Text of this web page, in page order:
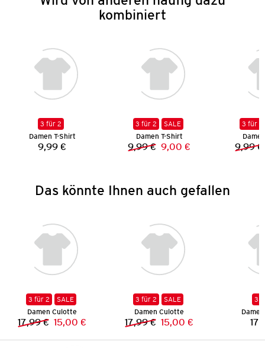
kombiniert
3 für 2
Damen T-Shirt
Preis:
9,99 €
3 für 2
SALE
Damen T-Shirt
Vorheriger Preis:
9,99 € Neuer Preis:
9,00 €
3 für 2
9,99 €
Das könnte Ihnen auch gefallen
3 für 2
SALE
Damen Culotte
Vorheriger Preis:
17,99 € Neuer Preis:
15,00 €
3 für 2
SALE
Damen Culotte
Vorheriger Preis:
17,99 € Neuer Preis:
15,00 €
3